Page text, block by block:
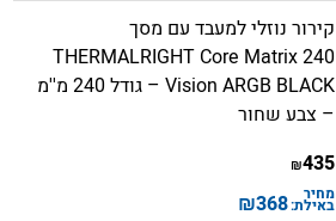
קירור נוזלי למעבד עם מסך
THERMALRIGHT Core Matrix 240
Vision ARGB BLACK – גודל 240 מ''מ
– צבע שחור
435
₪
מחיר
באילת:368
₪